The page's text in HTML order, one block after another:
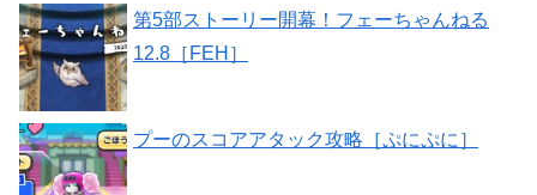
第5部ストーリー開幕！フェーちゃんねる
12.8［FEH］
プーのスコアアタック攻略［ぷにぷに］